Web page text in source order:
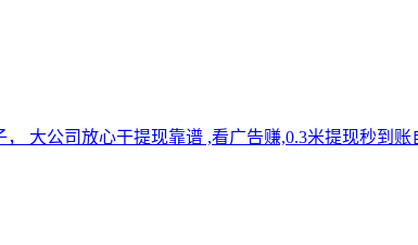
大公司放心干提现靠谱 ,看广告赚,0.3米提现秒到